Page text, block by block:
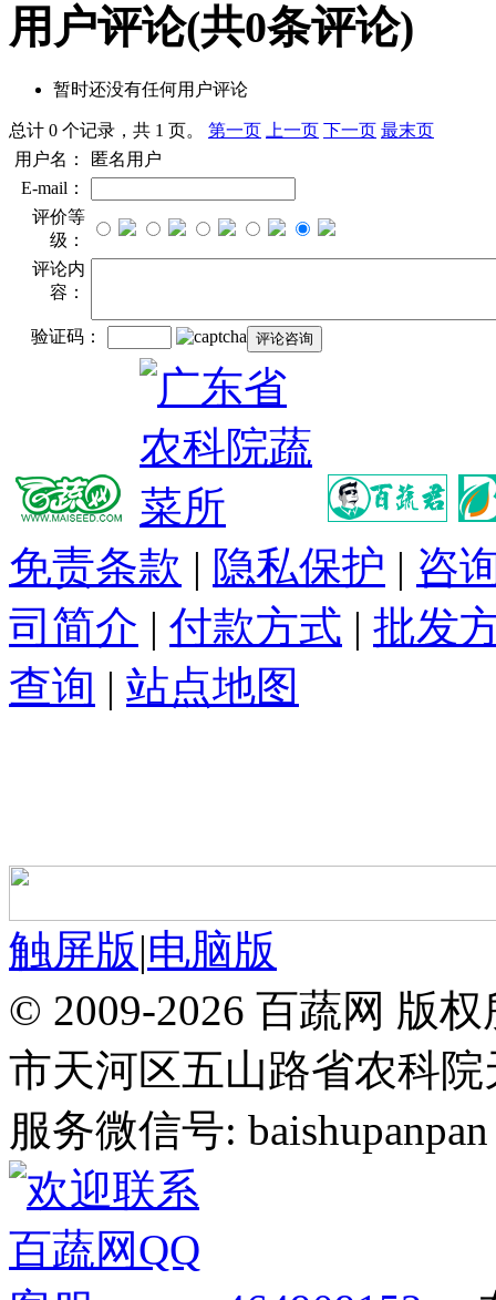
用户评论(共0条评论)
暂时还没有任何用户评论
总计 0 个记录，共 1 页。 第一页 上一页 下一页 最末页
用户名：
匿名用户
E-mail：
评价等
级：
评论内
容：
验证码：
免责条款 | 隐私保护 | 咨
司简介 | 付款方式 | 批发
查询 | 站点地图
触屏版|电脑版
© 2009-2026 百蔬网 版
市天河区五山路省农科院
服务微信号: